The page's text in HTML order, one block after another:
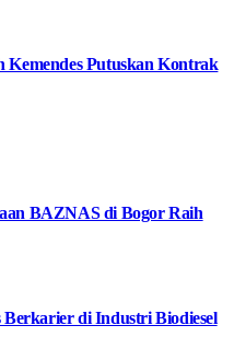
Putuskan Kontrak
BAZNAS di Bogor Raih
di Industri Biodiesel